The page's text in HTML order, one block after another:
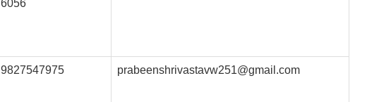
6056
9827547975 prabeenshrivastavw251@gmail.com